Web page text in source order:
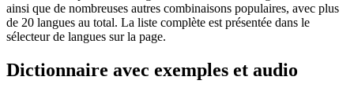
ainsi que de nombreuses autres combinaisons populaires, avec plus
de 20 langues au total. La liste complète est présentée dans le
sélecteur de langues sur la page.
Dictionnaire avec exemples et audio